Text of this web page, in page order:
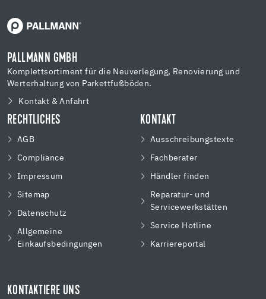
PALLMANN GMBH
Komplettsortiment für die Neuverlegung, Renovierung und
Werterhaltung von Parkettfußböden.
Kontakt & Anfahrt
RECHTLICHES
AGB
Compliance
Impressum
Sitemap
Datenschutz
Allgemeine
Einkaufsbedingungen
KONTAKT
Ausschreibungstexte
Fachberater
Händler finden
Reparatur- und
Servicewerkstätten
Service Hotline
Karriereportal
KONTAKTIERE UNS